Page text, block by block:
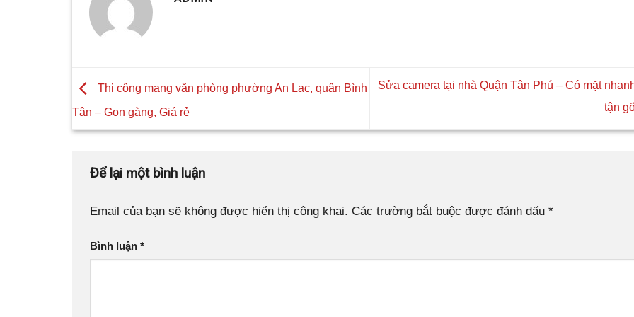
Thi công mạng văn phòng phường An Lạc, quận Bình
Tân – Gọn gàng, Giá rẻ
Sửa camera tại nhà Quận Tân Phú – Có mặt
tận
Để lại một bình luận
Email của bạn sẽ không được hiển thị công khai. Các trường bắt buộc được đánh dấu *
Bình luận *